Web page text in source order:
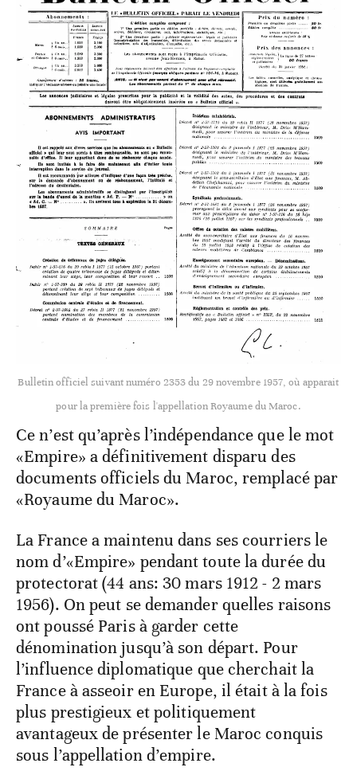
Bulletin officiel suivant numéro 2353 du 29 novembre 1957, où apparait
pour la première fois l'appellationRoyaume du Maroc.
Ce n’est qu’après l’indépendance que le mot
«Empire» a définitivement disparu des
documents officiels du Maroc, remplacé par
«Royaume du Maroc».
La France a maintenu dans ses courriers le
nom d’«Empire» pendant toute la durée du
protectorat (44 ans: 30 mars 1912 - 2 mars
1956). On peut se demander quelles raisons
ont poussé Paris à garder cette
dénomination jusqu’à son départ. Pour
l’influence diplomatique que cherchait la
France à asseoir en Europe, il était à la fois
plus prestigieux et politiquement
avantageux de présenter le Maroc conquis
sous l’appellation d’empire.